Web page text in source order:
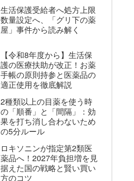
生活保護受給者へ処方上限
数量設定へ、「グリ下の薬
屋」事件から読み解く
【令和8年度から】生活保
護の医療扶助が改正！お薬
手帳の原則持参と医薬品の
適正使用を徹底解説
2種類以上の目薬を使う時
の「順番」と「間隔」：効
果を打ち消し合わないため
の5分ルール
ロキソニンが指定第2類医
薬品へ！2027年負担増を見
据えた国の戦略と賢い買い
方のコツ